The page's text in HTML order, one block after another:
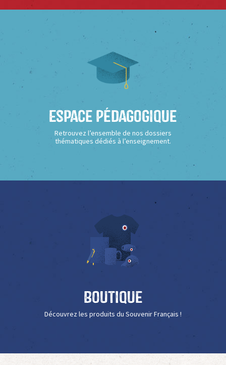
Espace Pédagogique
Retrouvez l’ensemble de nos dossiers
thématiques dédiés à l’enseignement.
Boutique
Découvrez les produits du Souvenir Français !